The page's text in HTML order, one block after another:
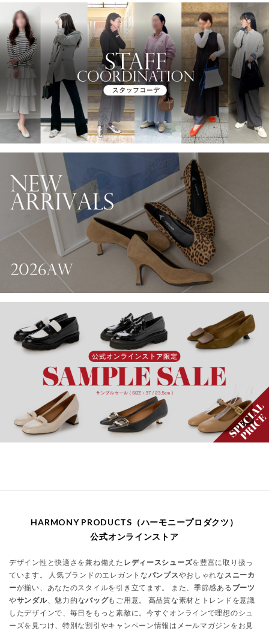
HARMONY PRODUCTS（ハーモニープロダクツ）
公式オンラインストア
デザイン性と快適さを兼ね備えた レディースシューズを豊富に取り扱っ
ています。 人気ブランドのエレガントなパンプスやおしゃれな スニーカ
ーが揃い、あなたのスタイルを引き立てます。 また、季節感ある ブーツ
やサンダル、魅力的なバッグもご用意。 高品質な素材とトレンドを意識
したデザインで、毎日をもっと素敵に。今すぐオンラインで理想のシュ
ーズを見つけ、特別な割引やキャンペーン情報はメールマガジンをお見